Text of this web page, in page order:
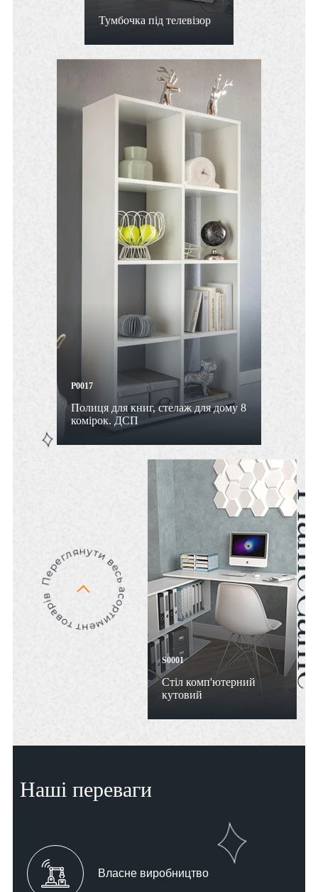
Тумбочка під телевізор
P0017
Полиця для книг, стелаж для дому 8
комірок. ДСП
S0001
Стіл комп'ютерний
кутовий
Наші переваги
Власне виробництво